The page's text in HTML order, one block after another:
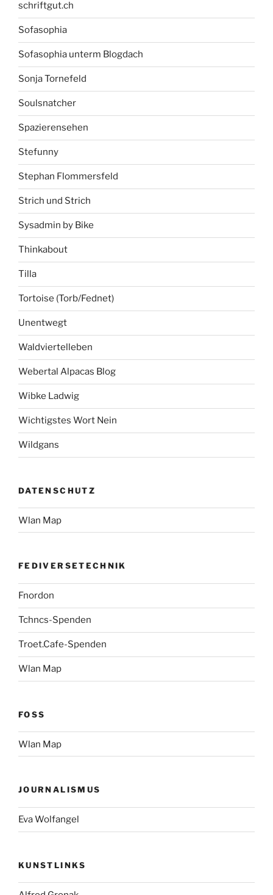
schriftgut.ch
Sofasophia
Sofasophia unterm Blogdach
Sonja Tornefeld
Soulsnatcher
Spazierensehen
Stefunny
Stephan Flommersfeld
Strich und Strich
Sysadmin by Bike
Thinkabout
Tilla
Tortoise (Torb/Fednet)
Unentwegt
Waldviertelleben
Webertal Alpacas Blog
Wibke Ladwig
Wichtigstes Wort Nein
Wildgans
DATENSCHUTZ
Wlan Map
FEDIVERSETECHNIK
Fnordon
Tchncs-Spenden
Troet.Cafe-Spenden
Wlan Map
FOSS
Wlan Map
JOURNALISMUS
Eva Wolfangel
KUNSTLINKS